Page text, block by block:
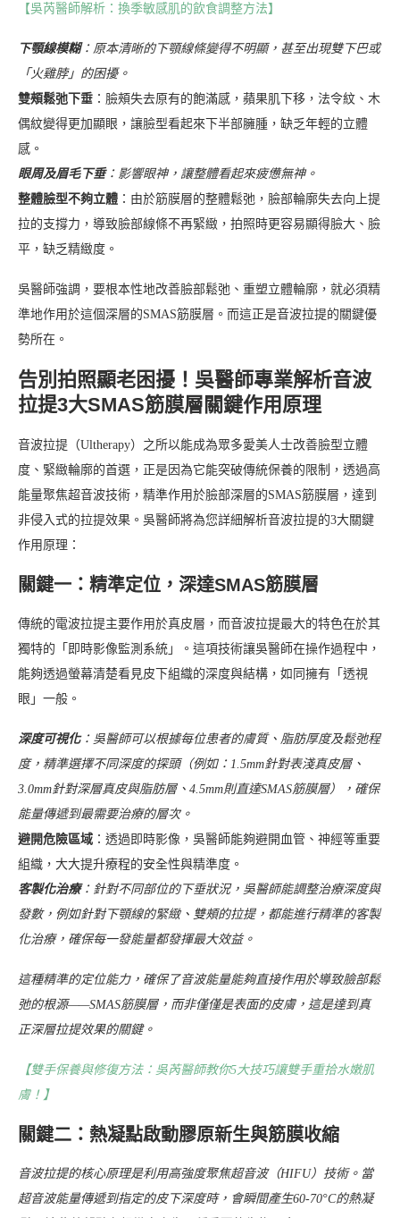
【吳芮醫師解析：換季敏感肌的飲食調整方法】
下顎線模糊：原本清晰的下顎線條變得不明顯，甚至出現雙下巴或
「火雞脖」的困擾。
雙頰鬆弛下垂 ：臉頰失去原有的飽滿感，蘋果肌下移，法令紋、木
偶紋變得更加顯眼，讓臉型看起來下半部臃腫，缺乏年輕的立體
感。
眼周及眉毛下垂：影響眼神，讓整體看起來疲憊無神。
整體臉型不夠立體 ：由於筋膜層的整體鬆弛，臉部輪廓失去向上提
拉的支撐力，導致臉部線條不再緊緻，拍照時更容易顯得臉大、臉
平，缺乏精緻度。
吳醫師強調，要根本性地改善臉部鬆弛、重塑立體輪廓，就必須精
準地作用於這個深層的SMAS筋膜層。而這正是音波拉提的關鍵優
勢所在。
告別拍照顯老困擾！吳醫師專業解析音波
拉提3大SMAS筋膜層關鍵作用原理
音波拉提（Ultherapy）之所以能成為眾多愛美人士改善臉型立體
度、緊緻輪廓的首選，正是因為它能突破傳統保養的限制，透過高
能量聚焦超音波技術，精準作用於臉部深層的SMAS筋膜層，達到
非侵入式的拉提效果。吳醫師將為您詳細解析音波拉提的3大關鍵
作用原理：
關鍵一：精準定位，深達SMAS筋膜層
傳統的電波拉提主要作用於真皮層，而音波拉提最大的特色在於其
獨特的「即時影像監測系統」。這項技術讓吳醫師在操作過程中，
能夠透過螢幕清楚看見皮下組織的深度與結構，如同擁有「透視
眼」一般。
深度可視化：吳醫師可以根據每位患者的膚質、脂肪厚度及鬆弛程
度，精準選擇不同深度的探頭（例如：1.5mm針對表淺真皮層、
3.0mm針對深層真皮與脂肪層、4.5mm則直達SMAS筋膜層），確保
能量傳遞到最需要治療的層次。
避開危險區域 ：透過即時影像，吳醫師能夠避開血管、神經等重要
組織，大大提升療程的安全性與精準度。
客製化治療：針對不同部位的下垂狀況，吳醫師能調整治療深度與
發數，例如針對下顎線的緊緻、雙頰的拉提，都能進行精準的客製
化治療，確保每一發能量都發揮最大效益。
這種精準的定位能力，確保了音波能量能夠直接作用於導致臉部鬆
弛的根源——SMAS筋膜層，而非僅僅是表面的皮膚，這是達到真
正深層拉提效果的關鍵。
【雙手保養與修復方法：吳芮醫師教你5大技巧讓雙手重拾水嫩肌
膚！】
關鍵二：熱凝點啟動膠原新生與筋膜收縮
音波拉提的核心原理是利用高強度聚焦超音波（HIFU）技術。當
超音波能量傳遞到指定的皮下深度時，會瞬間產生60-70°C的熱凝